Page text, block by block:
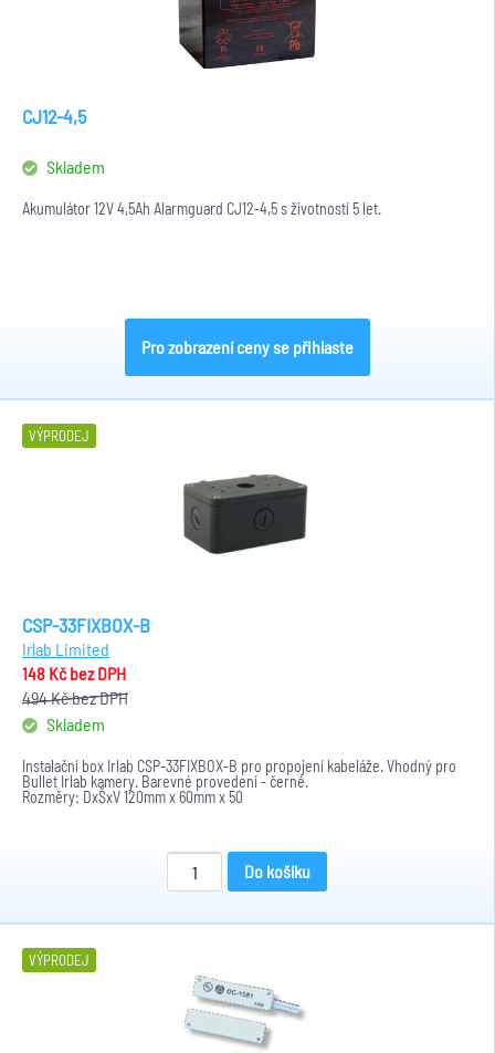
CJ12-4,5
Skladem
Akumulátor 12V 4,5Ah Alarmguard CJ12-4,5 s životností 5 let.
Pro zobrazení ceny se přihlaste
VÝPRODEJ
CSP-33FIXBOX-B
Irlab Limited
148 Kčbez DPH
494 Kčbez DPH
Skladem
Instalační box Irlab CSP-33FIXBOX-B pro propojení kabeláže. Vhodný pro
Bullet Irlab kamery. Barevné provedení - černé.
Rozměry: DxŠxV 120mm x 60mm x 50
Do košíku
VÝPRODEJ